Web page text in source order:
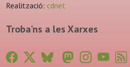
Realització: cdnet
Troba'ns a les Xarxes